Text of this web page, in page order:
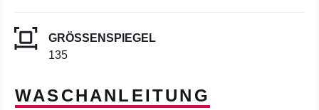
GRÖSSENSPIEGEL
135
WASCHANLEITUNG